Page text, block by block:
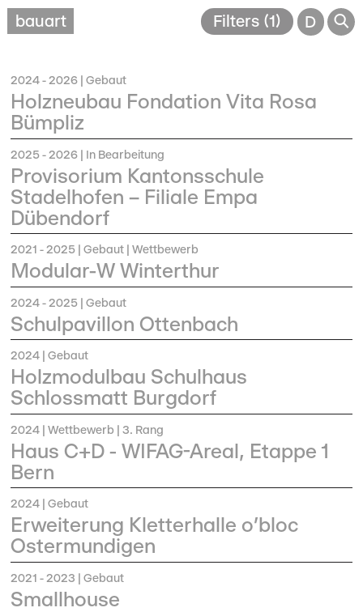
bauart Filters (1) D 🔎
2024 - 2026 | Gebaut
Holzneubau Fondation Vita Rosa
Bümpliz
2025 - 2026 | In Bearbeitung
Provisorium Kantonsschule
Stadelhofen – Filiale Empa
Dübendorf
2021 - 2025 | Gebaut | Wettbewerb
Modular-W Winterthur
2024 - 2025 | Gebaut
Schulpavillon Ottenbach
2024 | Gebaut
Holzmodulbau Schulhaus
Schlossmatt Burgdorf
2024 | Wettbewerb | 3. Rang
Haus C+D - WIFAG-Areal, Etappe 1
Bern
2024 | Gebaut
Erweiterung Kletterhalle o’bloc
Ostermundigen
2021 - 2023 | Gebaut
Smallhouse